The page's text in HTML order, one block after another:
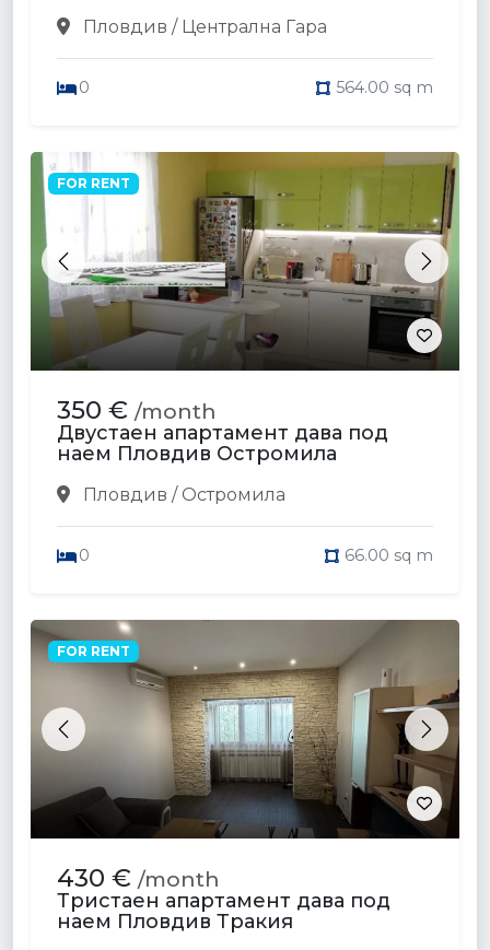
Пловдив / Централна Гара
0 564.00 sq m
Previous Next
FOR RENT
350 € /month
Двустаен апартамент дава под
наем Пловдив Остромила
Пловдив / Остромила
0 66.00 sq m
Previous Next
FOR RENT
430 € /month
Тристаен апартамент дава под
наем Пловдив Тракия